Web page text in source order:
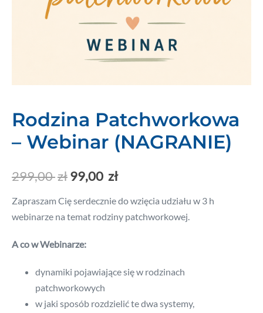
Rodzina Patchworkowa
– Webinar (NAGRANIE)
299,00zł99,00 zł
Zapraszam Cię serdecznie do wzięcia udziału w 3 h
webinarze na temat rodziny patchworkowej.
A co w Webinarze:
dynamiki pojawiające się w rodzinach
patchworkowych
w jaki sposób rozdzielić te dwa systemy,